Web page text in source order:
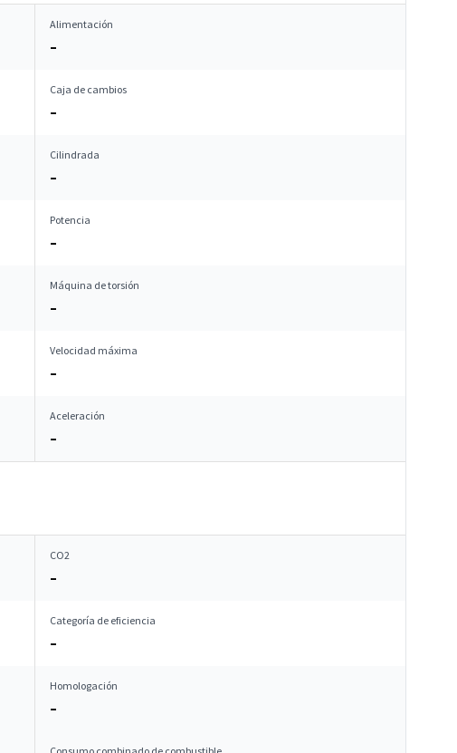
Alimentación
–
Caja de cambios
–
Cilindrada
–
Potencia
–
Máquina de torsión
–
Velocidad máxima
–
Aceleración
–
CO2
–
Categoría de eficiencia
–
Homologación
–